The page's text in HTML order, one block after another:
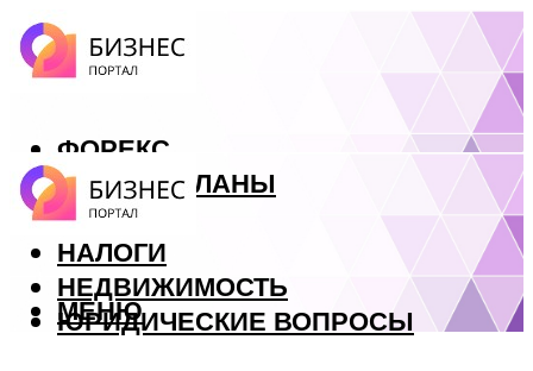
ФОРЕКС
БИЗНЕС ПЛАНЫ
КРЕДИТЫ
НАЛОГИ
НЕДВИЖИМОСТЬ
ЮРИДИЧЕСКИЕ ВОПРОСЫ
МЕНЮ